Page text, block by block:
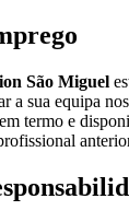
São Miguel
a sua equipa nos
termo e